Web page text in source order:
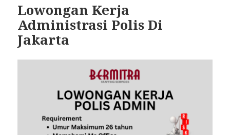
Lowongan Kerja
Administrasi Polis Di
Jakarta